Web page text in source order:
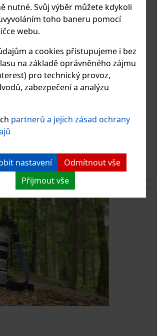
nutné. Svůj výběr můžete kdykoli
toho baneru pomocí
webu.
a cookies přistupujeme i bez
na základě oprávněného zájmu
pro technický provoz,
zabezpečení a analýzu
partnerů a jejich zásad ochrany
nastavení
Odmítnout vše
Přijmout vše
DÁRKY PRO
fotografa… nebo si chcete udělat radost
seznam věcí, které opravdu
techniky až po praktické drobnosti, které
každý den. A většina z nich má teď i